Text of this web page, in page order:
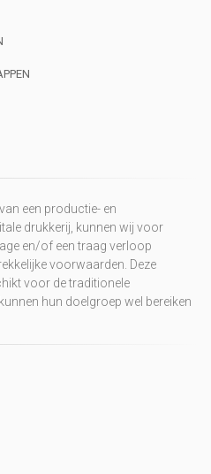
een productie- en
drukkerij, kunnen wij voor
en/of een traag verloop
voorwaarden. Deze
voor de traditionele
hun doelgroep wel bereiken